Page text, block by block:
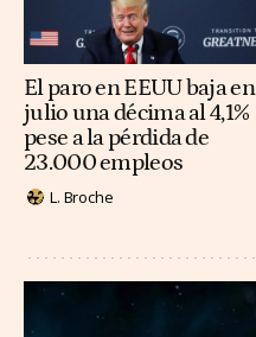
El paro en EEUU baja en
julio una décima al 4,1%
pese a la pérdida de
23.000 empleos
L. Broche